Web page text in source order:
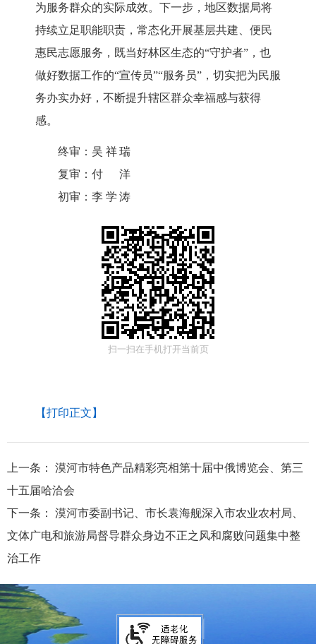
为服务群众的实际成效。下一步，地区数据局将
持续立足职能职责，常态化开展基层共建、便民
惠民志愿服务，既当好林区生态的“守护者”，也
做好数据工作的“宣传员”“服务员”，切实把为民服
务办实办好，不断提升辖区群众幸福感与获得
感。
终审： 吴祥瑞
复审： 付洋
初审： 李学涛
扫一扫在手机打开当前页
【打印正文】
上一条：
漠河市特色产品精彩亮相第十届中俄博览会、第三
十五届哈洽会
下一条：
漠河市委副书记、市长袁海舰深入市农业农村局、
文体广电和旅游局督导群众身边不正之风和腐败问题集中整
治工作